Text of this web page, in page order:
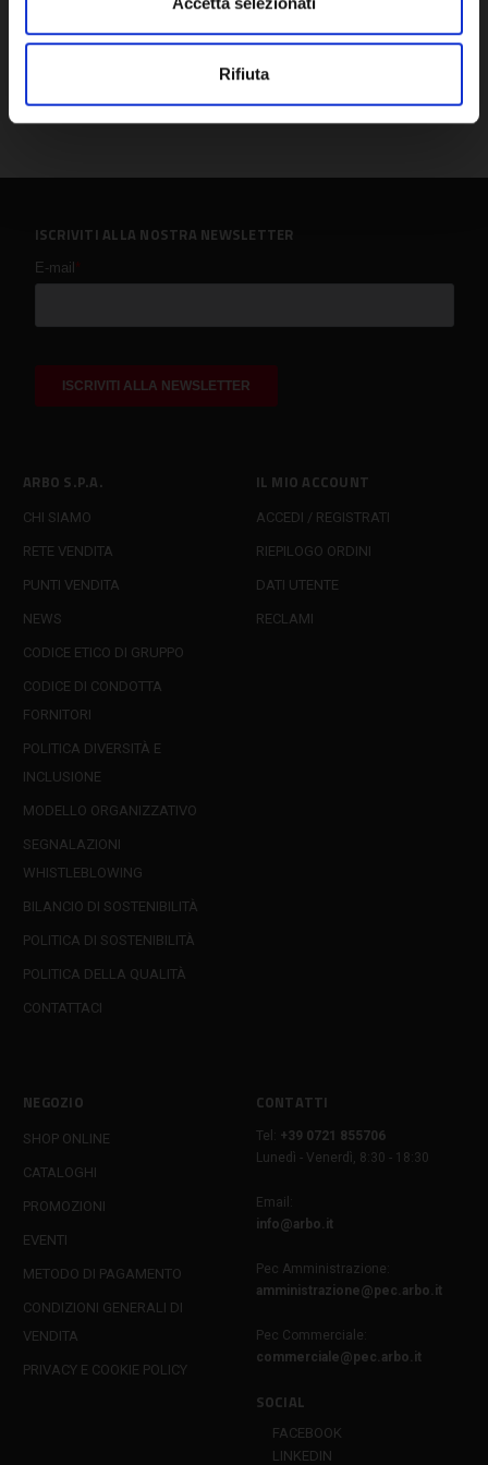
Rifiuta
ARBO S.P.A.
CHI SIAMO
RETE VENDITA
PUNTI VENDITA
NEWS
CODICE ETICO DI GRUPPO
CODICE DI CONDOTTA
FORNITORI
POLITICA DIVERSITÀ E
INCLUSIONE
MODELLO ORGANIZZATIVO
SEGNALAZIONI
WHISTLEBLOWING
BILANCIO DI SOSTENIBILITÀ
POLITICA DI SOSTENIBILITÀ
POLITICA DELLA QUALITÀ
CONTATTACI
IL MIO ACCOUNT
ACCEDI / REGISTRATI
RIEPILOGO ORDINI
DATI UTENTE
RECLAMI
NEGOZIO
SHOP ONLINE
CATALOGHI
PROMOZIONI
EVENTI
METODO DI PAGAMENTO
CONDIZIONI GENERALI DI
VENDITA
PRIVACY E COOKIE POLICY
CONTATTI
Tel:
+39 0721 855706
Lunedì - Venerdì, 8:30 - 18:30
Email:
info@arbo.it
Pec Amministrazione:
amministrazione@pec.arbo.it
Pec Commerciale:
commerciale@pec.arbo.it
SOCIAL
FACEBOOK
LINKEDIN
ISCRIVITI ALLA NOSTRA NEWSLETTER